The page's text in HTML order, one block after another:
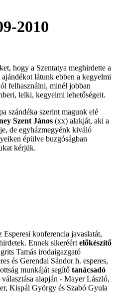
2010
hogy a Szentatya meghirdette a
látunk ebben a kegyelmi
felhasználni, minél jobban
lelki, kegyelmi lehetőségeit.
szándéka szerint magunk elé
Szent János (xx) alakját, aki a
de egyházmegyénk kiváló
épülve buzgóságban
kérjük.
Esperesi konferencia javaslatát,
Ennek sikeréért előkészítő
Tamás irodaigazgató
és Gerendai Sándor h. esperes,
munkáját segítő tanácsadó
alapján - Mayer László,
Kispál György és Szabó Gyula